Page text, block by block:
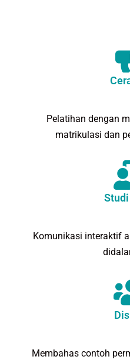
Pelatihan dengan
matrikulasi dan
Komunikasi interaktif
Membahas contoh